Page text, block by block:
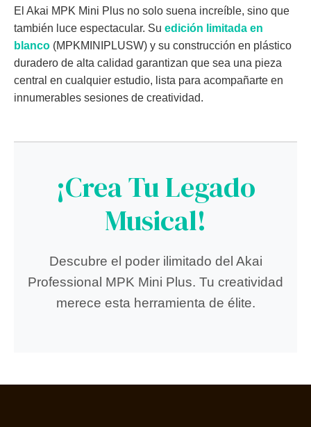
El Akai MPK Mini Plus no solo suena increíble, sino que
también luce espectacular. Su edición limitada en
blanco (MPKMINIPLUSW) y su construcción en plástico
duradero de alta calidad garantizan que sea una pieza
central en cualquier estudio, lista para acompañarte en
innumerables sesiones de creatividad.
¡Crea Tu Legado
Musical!
Descubre el poder ilimitado del Akai
Professional MPK Mini Plus. Tu creatividad
merece esta herramienta de élite.